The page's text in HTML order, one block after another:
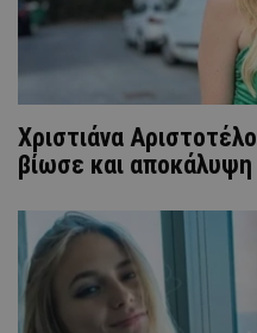
Xριστιάνα
βίωσε και